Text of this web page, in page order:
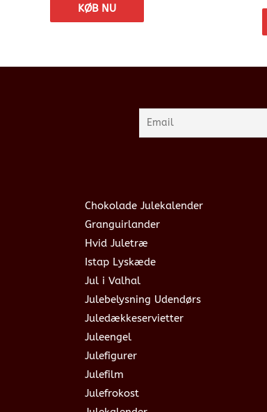
KØB NU
Chokolade Julekalender
Granguirlander
Hvid Juletræ
Istap Lyskæde
Jul i Valhal
Julebelysning Udendørs
Juledækkeservietter
Juleengel
Julefigurer
Julefilm
Julefrokost